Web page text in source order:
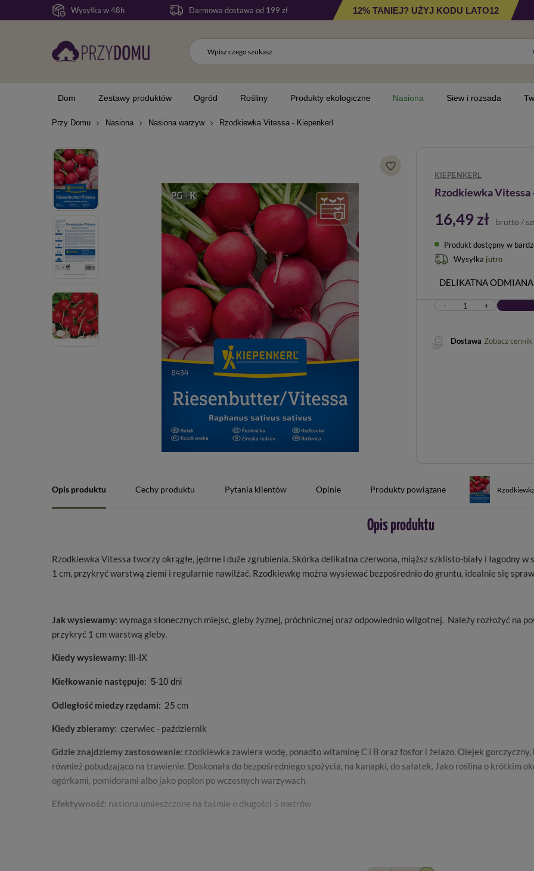
Wysyłka w 48h Darmowa dostawa od 199 zł 12% TANIEJ? UŻYJ KODU LATO12
Dom Zestawy produktów Ogród Rośliny Produkty ekologiczne Nasiona Siew i rozsada
Przy Domu Nasiona Nasiona warzyw Rzodkiewka Vitessa - Kiepenkerl
KIEPENKERL
Rzodkiewka
16,49 zł brutto /
Produkt dostępny w
Wysyłka jutro
DELIKATNA
- +
Dostawa Zobacz cennik
Opis produktu Cechy produktu Pytania klientów Opinie Produkty powiązane
Opis produktu
Rzodkiewka Vitessa tworzy okrągłe, jędrne i duże zgrubienia. Skórka delikatna czerwona, miąższ szklisto-biały i łagodny
1 cm, przykryć warstwą ziemi i regularnie nawilżać. Rzodkiewkę można wysiewać bezpośrednio do gruntu, idealnie się
Jak wysiewamy: wymaga słonecznych miejsc, gleby żyznej, próchnicznej oraz odpowiednio wilgotnej. Należy rozłożyć na
przykryć 1 cm warstwą gleby.
Kiedy wysiewamy: III-IX
Kiełkowanie następuje: 5-10 dni
Odległość miedzy rzędami: 25 cm
Kiedy zbieramy: czerwiec - październik
Gdzie znajdziemy zastosowanie: rzodkiewka zawiera wodę, ponadto witaminę C i B oraz fosfor i żelazo. Olejek
również pobudzająco na trawienie. Doskonała do bezpośredniego spożycia, na kanapki, do sałatek. Jako roślina o krótkim
ogórkami, pomidorami albo jako poplon po wczesnych warzywach.
Efektywność: nasiona umieszczone na taśmie o długości 5 metrów